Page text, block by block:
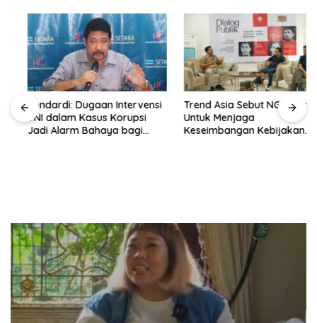
Hendardi: Dugaan Intervensi
TNI dalam Kasus Korupsi
Jadi Alarm Bahaya bagi
Trend Asia Sebut NGO Hadir
Untuk Menjaga
Keseimbangan Kebijakan